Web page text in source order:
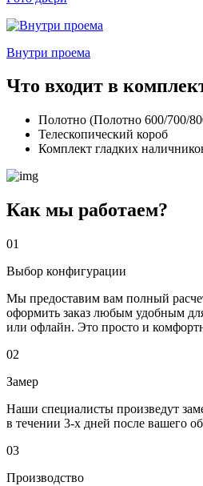
Внутри проема
Что входит в
Полотно (Полотно 600/700/
Телескопический короб
Комплект гладких
Как мы работаем?
01
Выбор конфигурации
Мы предоставим вам полный
оформить заказ любым удобным
или офлайн. Это просто и
02
Замер
Наши специалисты произведут
в течении 3-х дней после вашего
03
Производство